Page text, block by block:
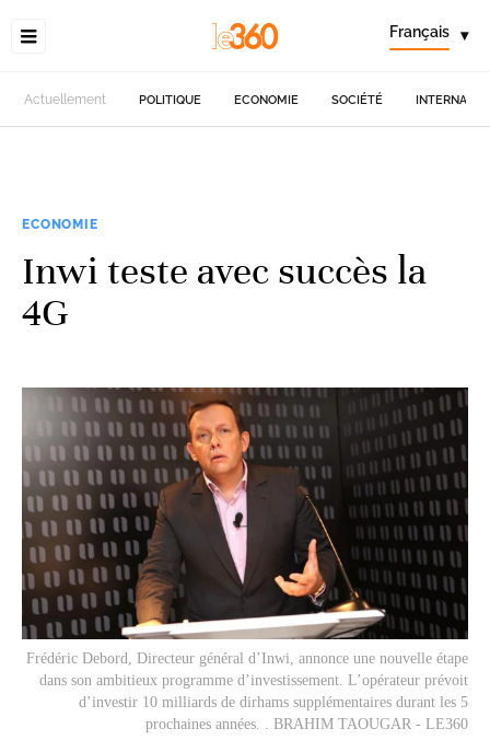
Français ▾
Actuellement POLITIQUE ECONOMIE SOCIÉTÉ
ECONOMIE
Inwi teste avec succès la
4G
Frédéric Debord, Directeur général d’Inwi, annonce une nouvelle étape
dans son ambitieux programme d’investissement. L’opérateur prévoit
d’investir 10 milliards de dirhams supplémentaires durant les 5
prochaines années. . BRAHIM TAOUGAR - LE360